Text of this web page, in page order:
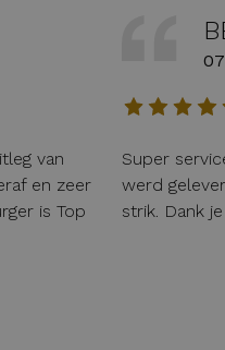
van
en zeer
is Top
Super
werd
strik. Dank